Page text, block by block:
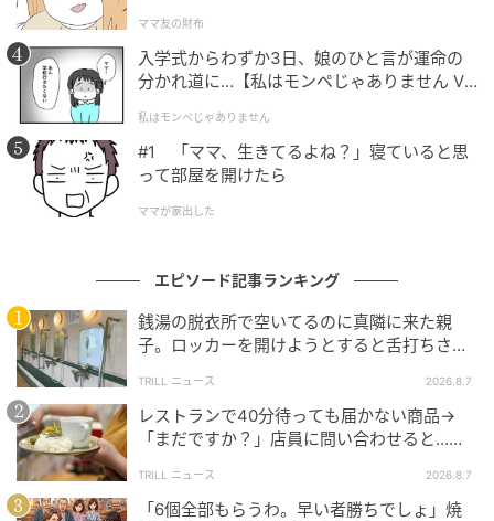
ショートケーキは半分こにして、おうちカフェ気分で
味わいました。ささいなすれ違いも、言葉にすれば笑
い合えるのだと、あらためて思えた出来事でした。
（30代女性・会社員）
本記事は、ハウコレ読者への独自アンケートに寄せら
（ハウコレ編集部）
次の記事
ホテルの予約から彼女の名前を外した僕。冷
たく突き放した本当の理由
ママ友の財布
入学式からわずか3日、娘のひと言が運命の
分かれ道に…【私はモンペじゃありません Vo
私はモンペじゃありません
#1 「ママ、生きてるよね？」寝ていると思
って部屋を開けたら
ママが家出した
エピソード記事ランキング
銭湯の脱衣所で空いてるのに真隣に来た親
子。ロッカーを開けようとすると舌打ちさ
中で拍手」
TRILL ニュース 2026.8.7
レストランで40分待っても届かない商品→
「まだですか？」店員に問い合わせると…そ
せん」
TRILL ニュース 2026.8.7
「6個全部もらうわ。早い者勝ちでしょ」焼